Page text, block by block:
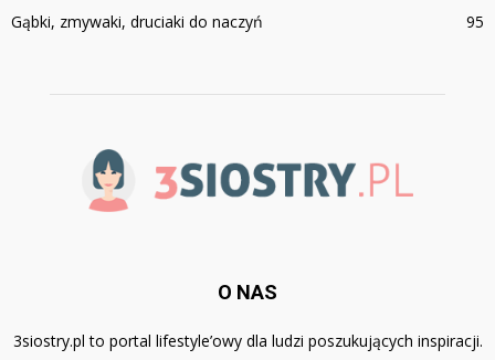
Gąbki, zmywaki, druciaki do naczyń
95
O NAS
3siostry.pl to portal lifestyle’owy dla ludzi poszukujących inspiracji.